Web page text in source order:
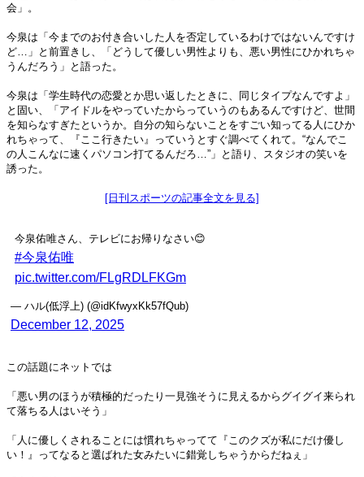
会」。
今泉は「今までのお付き合いした人を否定しているわけではないんですけ
ど…」と前置きし、「どうして優しい男性よりも、悪い男性にひかれちゃ
うんだろう」と語った。
今泉は「学生時代の恋愛とか思い返したときに、同じタイプなんですよ」
と固い、「アイドルをやっていたからっていうのもあるんですけど、世間
を知らなすぎたというか。自分の知らないことをすごい知ってる人にひか
れちゃって、『ここ行きたい』っていうとすぐ調べてくれて。“なんでこ
の人こんなに速くパソコン打てるんだろ…”」と語り、スタジオの笑いを
誘った。
[日刊スポーツの記事全文を見る]
今泉佑唯さん、テレビにお帰りなさい😊
#今泉佑唯
pic.twitter.com/FLgRDLFKGm
— ハル(低浮上) (@idKfwyxKk57fQub)
December 12, 2025
この話題にネットでは
「悪い男のほうが積極的だったり一見強そうに見えるからグイグイ来られ
て落ちる人はいそう」
「人に優しくされることには慣れちゃってて『このクズが私にだけ優し
い！』ってなると選ばれた女みたいに錯覚しちゃうからだねぇ」